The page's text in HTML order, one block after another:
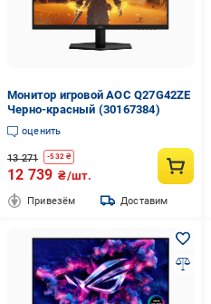
Монитор игровой AOC Q27G42ZE
Черно-красный (30167384)
оценить
13 271 -532 ₴
12 739 ₴/шт.
Привезём Доставим